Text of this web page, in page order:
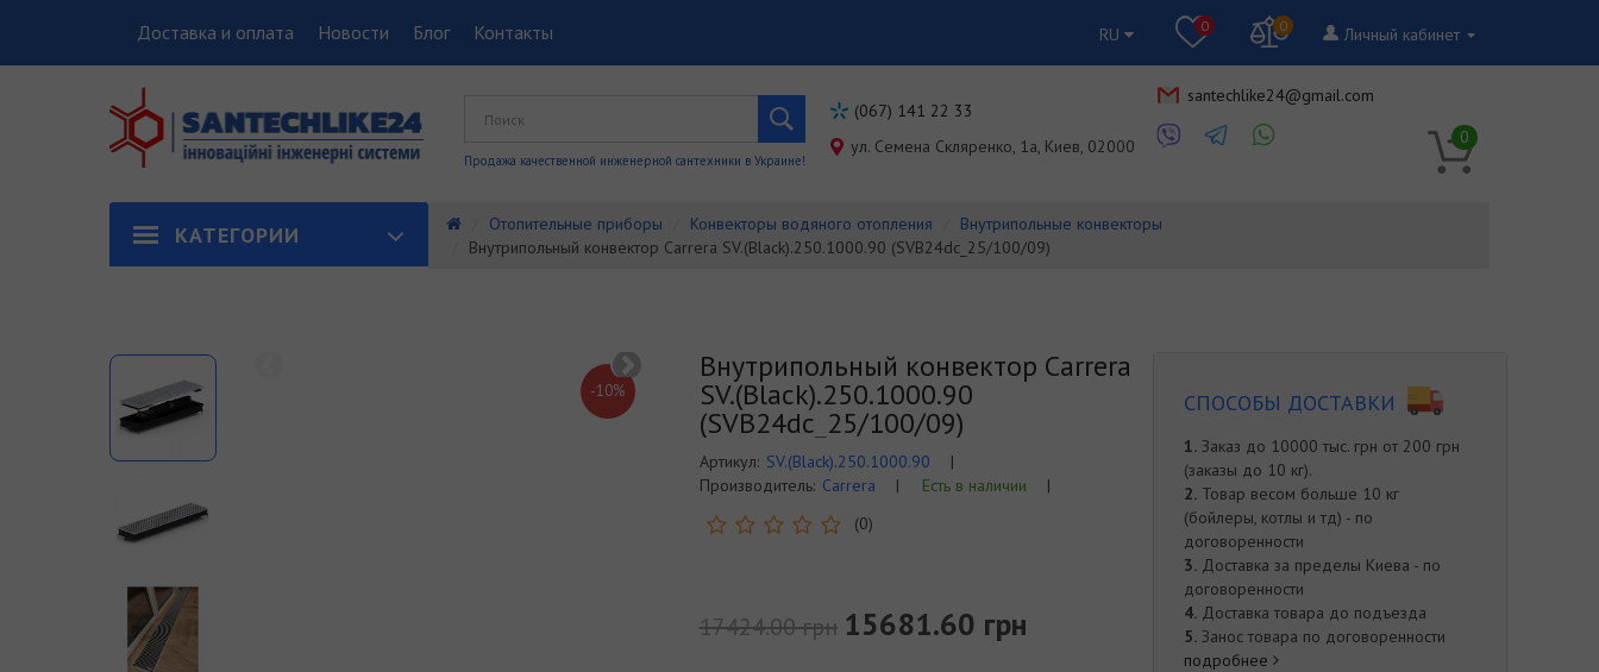
Доставка и оплата Новости Блог Контакты RU 0 0 Личный кабинет
Продажа качественной инженерной сантехники в Украине!
(067) 141 22 33
ул. Семена Скляренко, 1a, Киев, 02000
santechlike24@gmail.com
0
КАТЕГОРИИ Отопительные приборы Конвекторы водяного отопления
Внутрипольные конвекторы
Внутрипольный конвектор Carrera SV.(Black).250.1000.90 (SVB24dc_25/100/09)
-10%
Внутрипольный конвектор Carrera
SV.(Black).250.1000.90
(SVB24dc_25/100/09)
Артикул: SV.(Black).250.1000.90
|
Производитель: Carrera | Есть в наличии
|
(0)
17424.00 грн 15681.60 грн
СПОСОБЫ ДОСТАВКИ
1. Заказ до 10000 тыс. грн от 200 грн
(заказы до 10 кг).
2. Товар весом больше 10 кг
(бойлеры, котлы и тд) - по
договоренности
3. Доставка за пределы Киева - по
договоренности
4. Доставка товара до подъезда
5. Занос товара по договоренности
подробнее